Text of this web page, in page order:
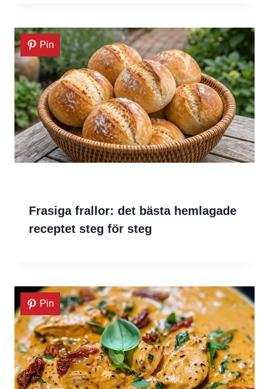
Pin
Frasiga frallor: det bästa hemlagade
receptet steg för steg
Pin